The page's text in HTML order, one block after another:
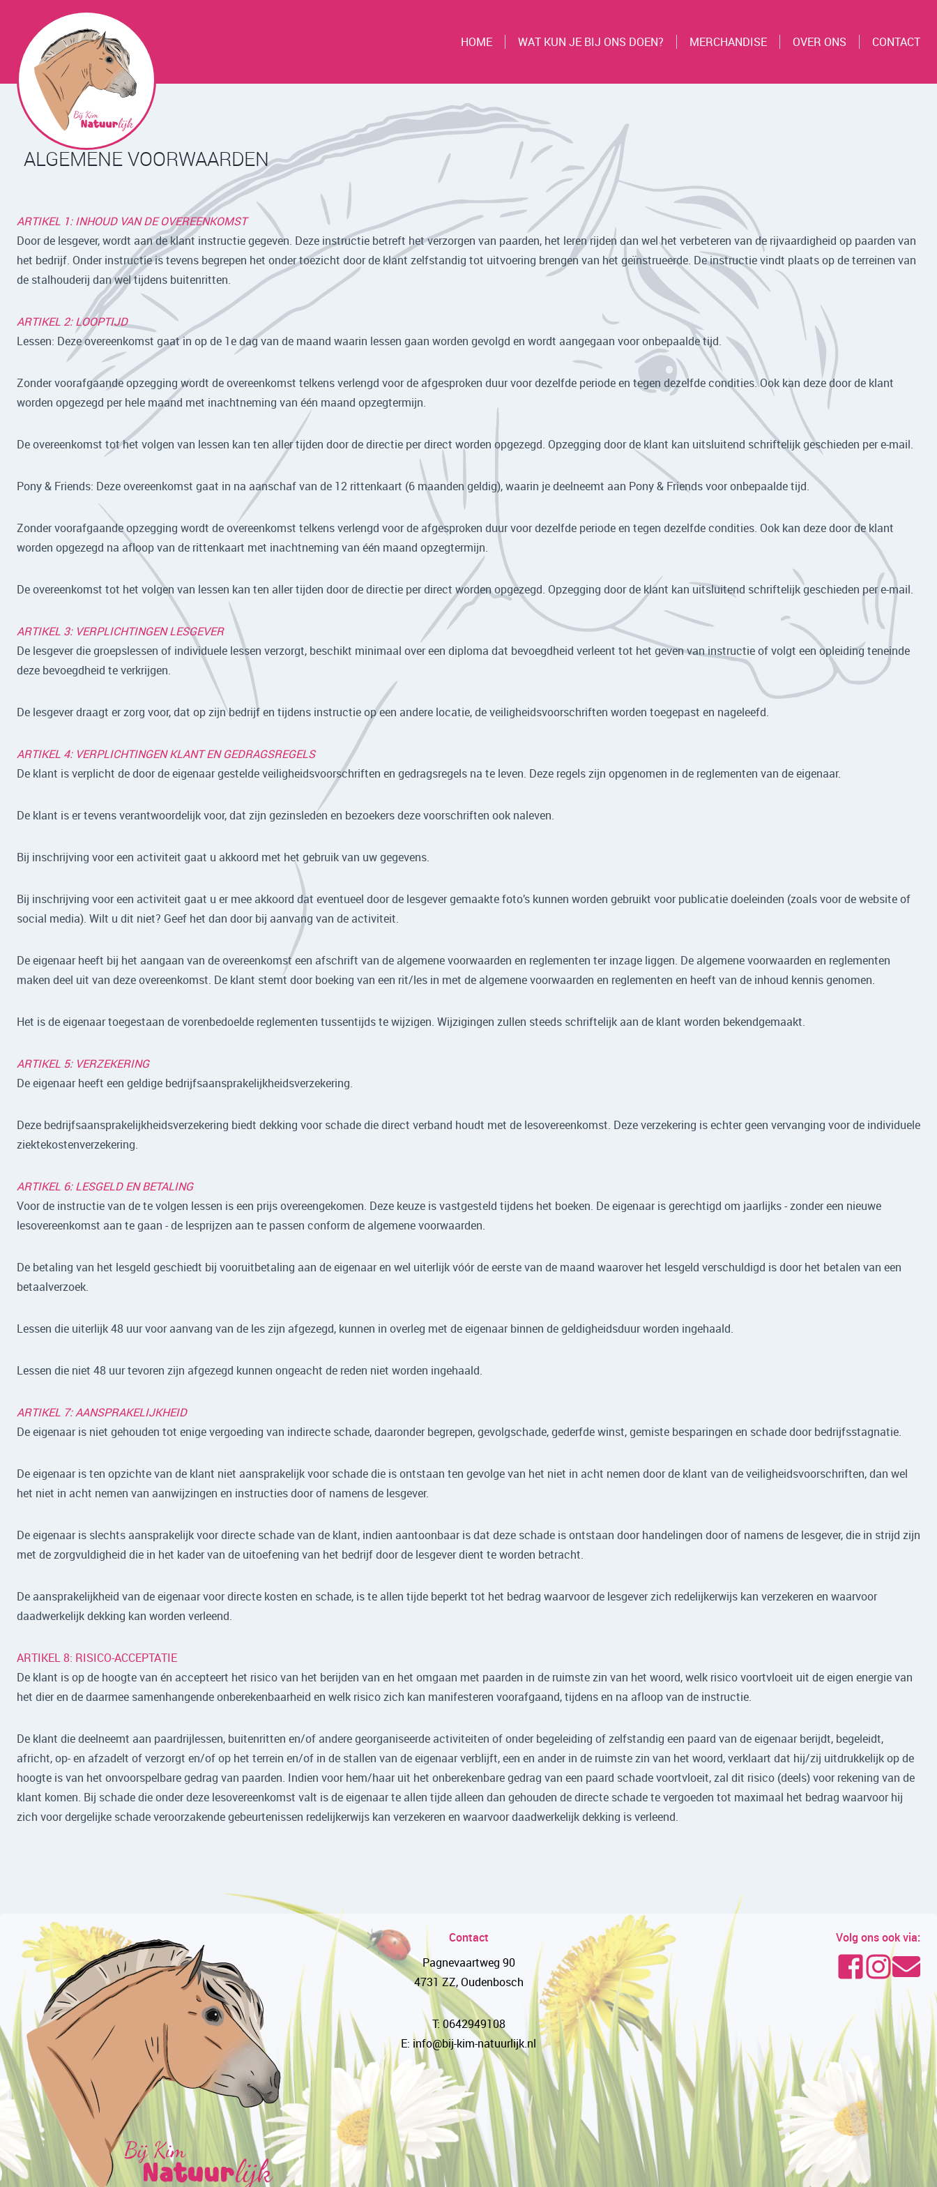
HOME WAT KUN JE BIJ ONS DOEN? MERCHANDISE OVER ONS CONTACT
ALGEMENE VOORWAARDEN
ARTIKEL 1: INHOUD VAN DE OVEREENKOMST
Door de lesgever, wordt aan de klant instructie gegeven. Deze instructie betreft het verzorgen van paarden, het leren rijden dan wel het verbeteren van de rijvaardigheid op paarden van
het bedrijf. Onder instructie is tevens begrepen het onder toezicht door de klant zelfstandig tot uitvoering brengen van het geïnstrueerde. De instructie vindt plaats op de terreinen van
de stalhouderij dan wel tijdens buitenritten.
ARTIKEL 2: LOOPTIJD
Lessen: Deze overeenkomst gaat in op de 1e dag van de maand waarin lessen gaan worden gevolgd en wordt aangegaan voor onbepaalde tijd.
Zonder voorafgaande opzegging wordt de overeenkomst telkens verlengd voor de afgesproken duur voor dezelfde periode en tegen dezelfde condities. Ook kan deze door de klant
worden opgezegd per hele maand met inachtneming van één maand opzegtermijn.
De overeenkomst tot het volgen van lessen kan ten aller tijden door de directie per direct worden opgezegd. Opzegging door de klant kan uitsluitend schriftelijk geschieden per e-mail.
Pony & Friends: Deze overeenkomst gaat in na aanschaf van de 12 rittenkaart (6 maanden geldig), waarin je deelneemt aan Pony & Friends voor onbepaalde tijd.
Zonder voorafgaande opzegging wordt de overeenkomst telkens verlengd voor de afgesproken duur voor dezelfde periode en tegen dezelfde condities. Ook kan deze door de klant
worden opgezegd na afloop van de rittenkaart met inachtneming van één maand opzegtermijn.
De overeenkomst tot het volgen van lessen kan ten aller tijden door de directie per direct worden opgezegd. Opzegging door de klant kan uitsluitend schriftelijk geschieden per e-mail.
ARTIKEL 3: VERPLICHTINGEN LESGEVER
De lesgever die groepslessen of individuele lessen verzorgt, beschikt minimaal over een diploma dat bevoegdheid verleent tot het geven van instructie of volgt een opleiding teneinde
deze bevoegdheid te verkrijgen.
De lesgever draagt er zorg voor, dat op zijn bedrijf en tijdens instructie op een andere locatie, de veiligheidsvoorschriften worden toegepast en nageleefd.
ARTIKEL 4: VERPLICHTINGEN KLANT EN GEDRAGSREGELS
De klant is verplicht de door de eigenaar gestelde veiligheidsvoorschriften en gedragsregels na te leven. Deze regels zijn opgenomen in de reglementen van de eigenaar.
De klant is er tevens verantwoordelijk voor, dat zijn gezinsleden en bezoekers deze voorschriften ook naleven.
Bij inschrijving voor een activiteit gaat u akkoord met het gebruik van uw gegevens.
Bij inschrijving voor een activiteit gaat u er mee akkoord dat eventueel door de lesgever gemaakte foto’s kunnen worden gebruikt voor publicatie doeleinden (zoals voor de website of
social media). Wilt u dit niet? Geef het dan door bij aanvang van de activiteit.
De eigenaar heeft bij het aangaan van de overeenkomst een afschrift van de algemene voorwaarden en reglementen ter inzage liggen. De algemene voorwaarden en reglementen
maken deel uit van deze overeenkomst. De klant stemt door boeking van een rit/les in met de algemene voorwaarden en reglementen en heeft van de inhoud kennis genomen.
Het is de eigenaar toegestaan de vorenbedoelde reglementen tussentijds te wijzigen. Wijzigingen zullen steeds schriftelijk aan de klant worden bekendgemaakt.
ARTIKEL 5: VERZEKERING
De eigenaar heeft een geldige bedrijfsaansprakelijkheidsverzekering.
Deze bedrijfsaansprakelijkheidsverzekering biedt dekking voor schade die direct verband houdt met de lesovereenkomst. Deze verzekering is echter geen vervanging voor de individuele
ziektekostenverzekering.
ARTIKEL 6: LESGELD EN BETALING
Voor de instructie van de te volgen lessen is een prijs overeengekomen. Deze keuze is vastgesteld tijdens het boeken. De eigenaar is gerechtigd om jaarlijks - zonder een nieuwe
lesovereenkomst aan te gaan - de lesprijzen aan te passen conform de algemene voorwaarden.
De betaling van het lesgeld geschiedt bij vooruitbetaling aan de eigenaar en wel uiterlijk vóór de eerste van de maand waarover het lesgeld verschuldigd is door het betalen van een
betaalverzoek.
Lessen die uiterlijk 48 uur voor aanvang van de les zijn afgezegd, kunnen in overleg met de eigenaar binnen de geldigheidsduur worden ingehaald.
Lessen die niet 48 uur tevoren zijn afgezegd kunnen ongeacht de reden niet worden ingehaald.
ARTIKEL 7: AANSPRAKELIJKHEID
De eigenaar is niet gehouden tot enige vergoeding van indirecte schade, daaronder begrepen, gevolgschade, gederfde winst, gemiste besparingen en schade door bedrijfsstagnatie.
De eigenaar is ten opzichte van de klant niet aansprakelijk voor schade die is ontstaan ten gevolge van het niet in acht nemen door de klant van de veiligheidsvoorschriften, dan wel
het niet in acht nemen van aanwijzingen en instructies door of namens de lesgever.
De eigenaar is slechts aansprakelijk voor directe schade van de klant, indien aantoonbaar is dat deze schade is ontstaan door handelingen door of namens de lesgever, die in strijd zijn
met de zorgvuldigheid die in het kader van de uitoefening van het bedrijf door de lesgever dient te worden betracht.
De aansprakelijkheid van de eigenaar voor directe kosten en schade, is te allen tijde beperkt tot het bedrag waarvoor de lesgever zich redelijkerwijs kan verzekeren en waarvoor
daadwerkelijk dekking kan worden verleend.
ARTIKEL 8: RISICO-ACCEPTATIE
De klant is op de hoogte van én accepteert het risico van het berijden van en het omgaan met paarden in de ruimste zin van het woord, welk risico voortvloeit uit de eigen energie van
het dier en de daarmee samenhangende onberekenbaarheid en welk risico zich kan manifesteren voorafgaand, tijdens en na afloop van de instructie.
De klant die deelneemt aan paardrijlessen, buitenritten en/of andere georganiseerde activiteiten of onder begeleiding of zelfstandig een paard van de eigenaar berijdt, begeleidt,
africht, op- en afzadelt of verzorgt en/of op het terrein en/of in de stallen van de eigenaar verblijft, een en ander in de ruimste zin van het woord, verklaart dat hij/zij uitdrukkelijk op de
hoogte is van het onvoorspelbare gedrag van paarden. Indien voor hem/haar uit het onberekenbare gedrag van een paard schade voortvloeit, zal dit risico (deels) voor rekening van de
klant komen. Bij schade die onder deze lesovereenkomst valt is de eigenaar te allen tijde alleen dan gehouden de directe schade te vergoeden tot maximaal het bedrag waarvoor hij
zich voor dergelijke schade veroorzakende gebeurtenissen redelijkerwijs kan verzekeren en waarvoor daadwerkelijk dekking is verleend.
Contact
Pagnevaartweg 90
4731 ZZ, Oudenbosch
T: 0642949108
E: info@bij-kim-natuurlijk.nl
Volg ons ook via: